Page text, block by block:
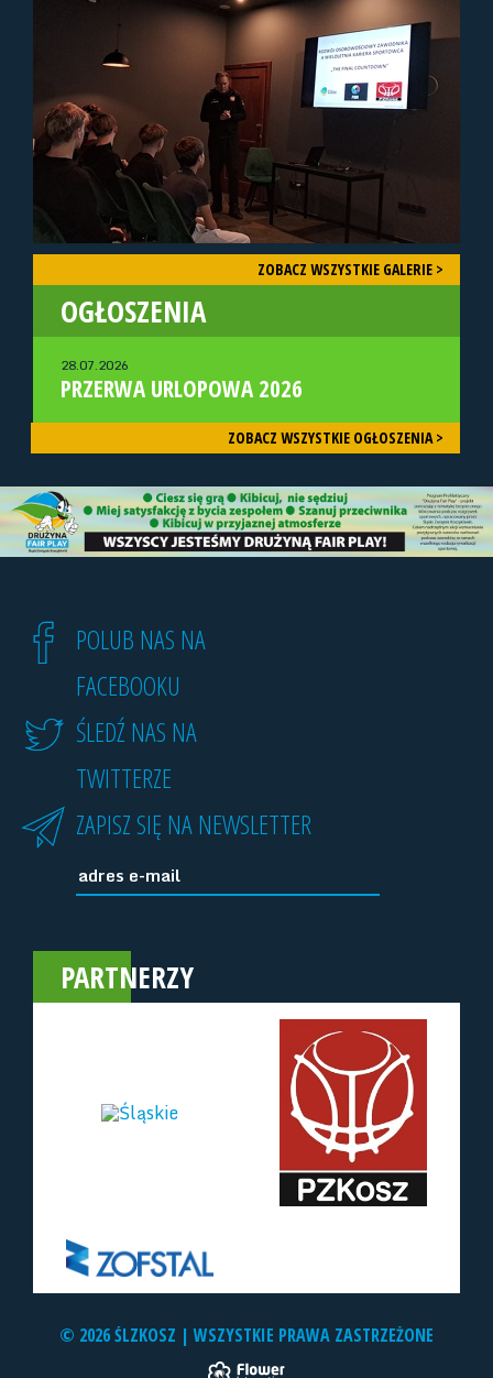
ZOBACZ WSZYSTKIE GALERIE >
OGŁOSZENIA
28.07.2026
PRZERWA URLOPOWA 2026
ZOBACZ WSZYSTKIE OGŁOSZENIA >
POLUB NAS NA
FACEBOOKU
ŚLEDŹ NAS NA
TWITTERZE
ZAPISZ SIĘ NA NEWSLETTER
PARTNERZY
© 2026 ŚLZKOSZ | WSZYSTKIE PRAWA ZASTRZEŻONE